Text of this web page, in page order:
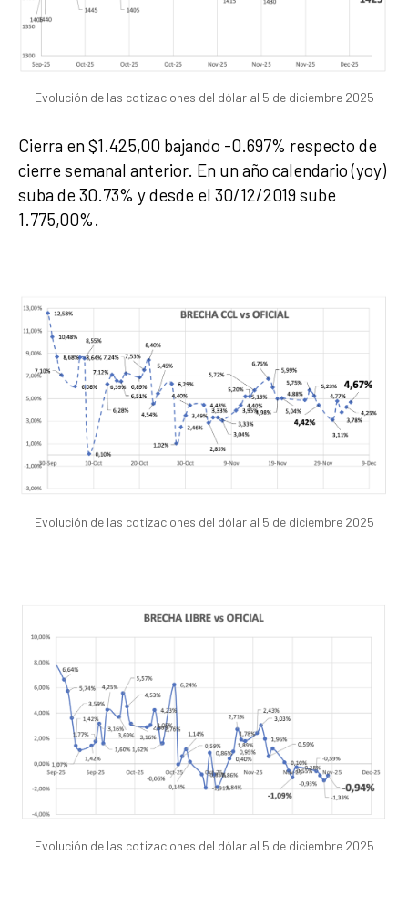
Evolución de las cotizaciones del dólar al 5 de diciembre 2025
Cierra en $1.425,00 bajando -0.697% respecto de
cierre semanal anterior. En un año calendario (yoy)
suba de 30.73% y desde el 30/12/2019 sube
1.775,00%.
Evolución de las cotizaciones del dólar al 5 de diciembre 2025
Evolución de las cotizaciones del dólar al 5 de diciembre 2025